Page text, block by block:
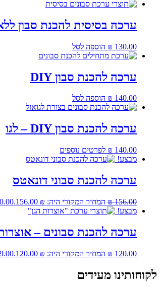
ערכה בסיסית להכנת סבון
₪ 130.00 הוספה לסל
ערכה להכנת סבון DIY
₪ 140.00
הוספה לסל
אזל
ערכה להכנת סבון DIY – לגו
₪ 140.00
לפרטים נוספים
מבצע!
ערכה להכנת סבוני דונאטס
₪156.00 המחיר המקורי היה: ₪ 156.00.
מבצע!
ערכה להכנת סבונים –
₪120.00 המחיר המקורי היה: ₪ 120.00.
לקוחותינו מעידים